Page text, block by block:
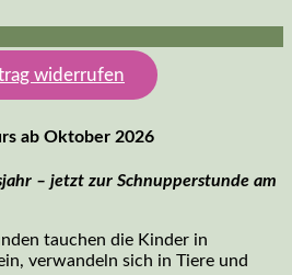
widerrufen
ab Oktober 2026
– jetzt zur Schnupperstunde am
tauchen die Kinder in
verwandeln sich in Tiere und